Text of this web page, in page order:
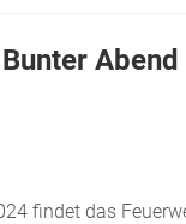
findet das